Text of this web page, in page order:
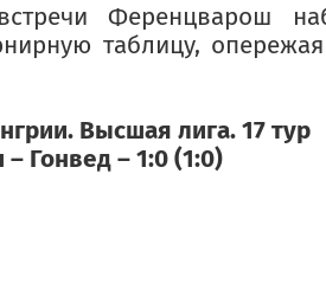
Ференцварош
таблицу,
Высшая лига. 17 тур
Гонвед – 1:0 (1:0)